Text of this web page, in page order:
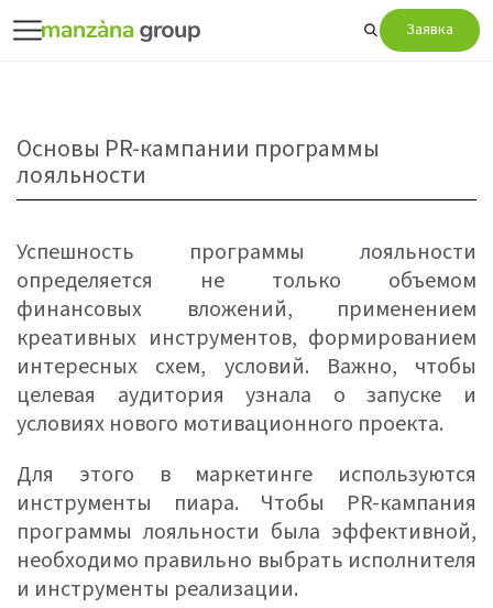
Заявка
Основы PR-кампании программы
лояльности
Успешность программы лояльности
определяется не только объемом
финансовых вложений, применением
креативных инструментов, формированием
интересных схем, условий. Важно, чтобы
целевая аудитория узнала о запуске и
условиях нового мотивационного проекта.
Для этого в маркетинге используются
инструменты пиара. Чтобы PR-кампания
программы лояльности была эффективной,
необходимо правильно выбрать исполнителя
и инструменты реализации.